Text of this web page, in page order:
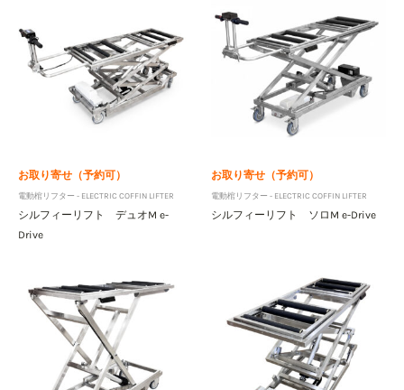
お取り寄せ（予約可）
電動棺リフター - ELECTRIC COFFIN LIFTER
シルフィーリフト デュオM e-
Drive
お取り寄せ（予約可）
電動棺リフター - ELECTRIC COFFIN LIFTER
シルフィーリフト ソロM e-Drive